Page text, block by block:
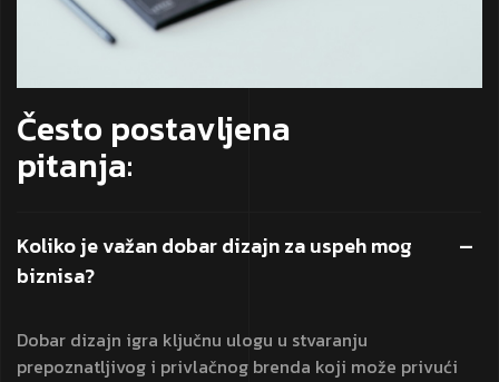
Često postavljena
pitanja:
Koliko je važan dobar dizajn za uspeh mog
biznisa?
Dobar dizajn igra ključnu ulogu u stvaranju
prepoznatljivog i privlačnog brenda koji može privući